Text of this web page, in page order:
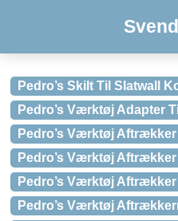
Pedro’s Skilt Til Slatwall
Pedro’s Værktøj Adapter
Pedro’s Værktøj
Pedro’s Værktøj
Pedro’s Værktøj
Pedro’s Værktøj